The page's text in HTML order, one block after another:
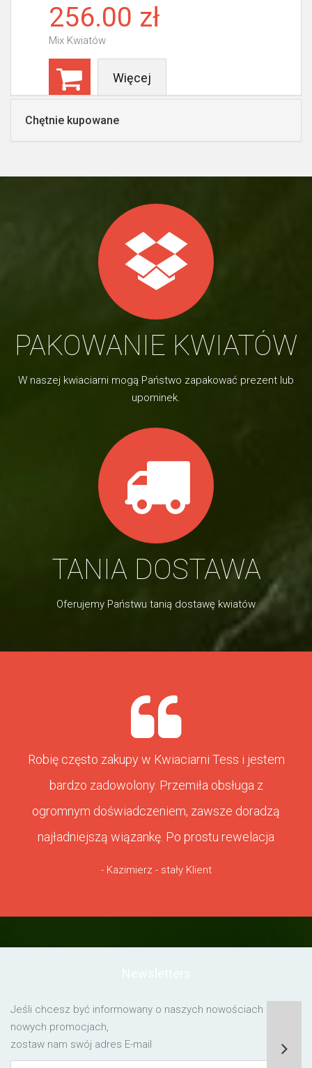
256.00 zł
Mix Kwiatów
Więcej
Chętnie kupowane
PAKOWANIE KWIATÓW
W naszej kwiaciarni mogą Państwo zapakować prezent lub
upominek.
TANIA DOSTAWA
Oferujemy Państwu tanią dostawę kwiatów
Robię często zakupy w Kwiaciarni Tess i jestem
bardzo zadowolony. Przemiła obsługa z
ogromnym doświadczeniem, zawsze doradzą
najładniejszą wiązankę. Po prostu rewelacja
- Kazimierz - stały Klient
Jeśli chcesz być informowany o naszych nowościach lub o
nowych promocjach,
zostaw nam swój adres E-mail